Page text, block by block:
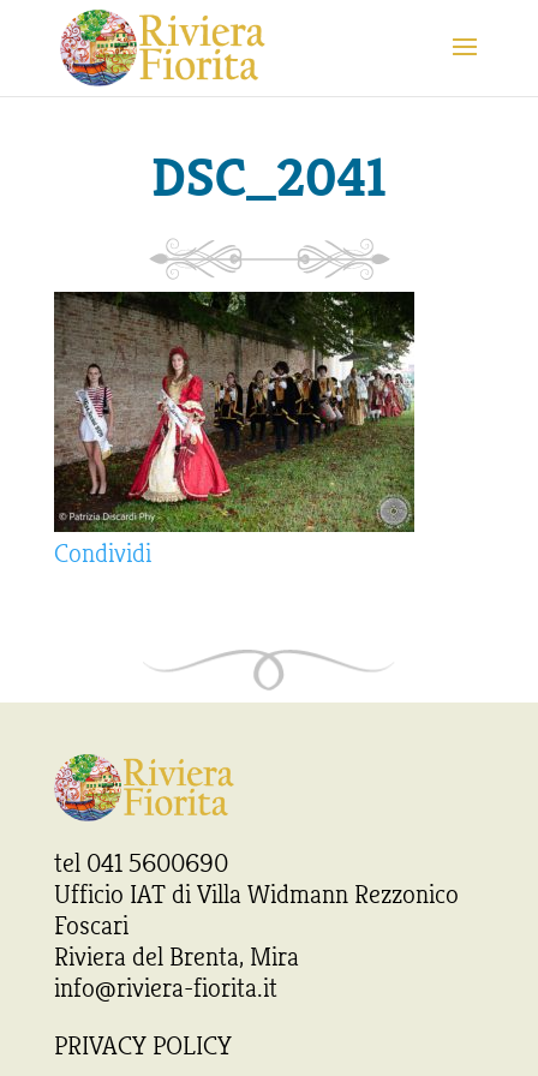
DSC_2041
Condividi
tel 041 5600690
Ufficio IAT di Villa Widmann Rezzonico
Foscari
Riviera del Brenta, Mira
info@riviera-fiorita.it
PRIVACY POLICY